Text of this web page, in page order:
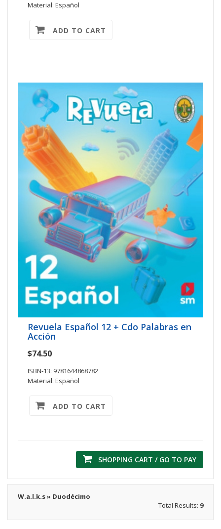
Material: Español
ADD TO CART
Revuela Español 12 + Cdo Palabras en
Acción
$74.50
ISBN-13: 9781644868782
Material: Español
ADD TO CART
SHOPPING CART / GO TO PAY
W.a.l.k.s » Duodécimo
Total Results: 9